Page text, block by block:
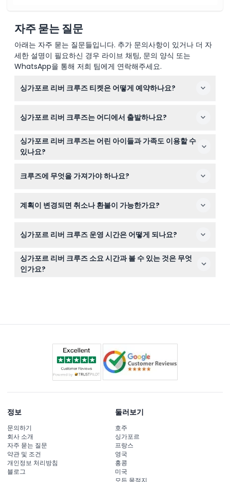
자주 묻는 질문
아래는 자주 묻는 질문들입니다. 추가 문의사항이 있거나 더 자
세한 설명이 필요하신 경우 라이브 채팅, 문의 양식 또는
WhatsApp을 통해 저희 팀에게 연락해주세요.
싱가포르 리버 크루즈 티켓은 어떻게 예약하나요?
다. 예약 시 원하는 출발 시간과 부두를 선택할 수 있어 빠
싱가포르 리버 크루즈는 어디에서 출발하나요?
크루즈는 클락 키, 베이프런트 사우스, 클리포드 피어, 그리
고 리드 브리지 등 여러 부두에서 출발합니다. 출발 지점과
시간은 온라인 예약 과정에서 선택할 수 있습니다.
싱가포르 리버 크루즈는 어린 아이들과 가족도 이용할 수
있나요?
인과 함께 탑승해야 합니다. 가족 친화적인 활동으로 강을
크루즈에 무엇을 가져가야 하나요?
위한 물, 저녁이 쌀쌀할 경우를 대비한 가벼운 재킷을 지참
계획이 변경되면 취소나 환불이 가능한가요?
수 없으므로 예약 전에 계획을 확실히 세우시기 바랍니다.
싱가포르 리버 크루즈 운영 시간은 어떻게 되나요?
운영 시간은 부두별로 다릅니다: 클락 키는 평일 오전 11시
부터 오후 10시까지 운영하며 주말에는 더 일찍 시작합니
다; 베이프런트 사우스는 매일 오전 10시 30분부터 오후 9
싱가포르 리버 크루즈 소요 시간과 볼 수 있는 것은 무엇
인가요?
정보
문의하기
회사 소개
자주 묻는 질문
약관 및 조건
개인정보 처리방침
블로그
둘러보기
호주
싱가포르
프랑스
영국
홍콩
미국
모든 목적지